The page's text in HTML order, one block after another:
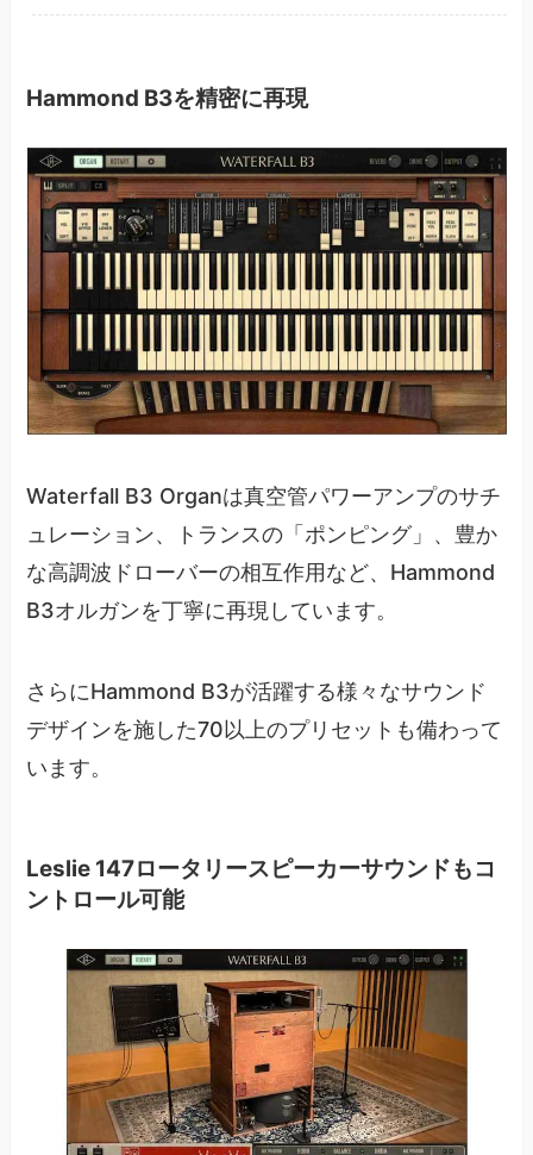
Hammond B3を精密に再現
Waterfall B3 Organは真空管パワーアンプのサチ
ュレーション、トランスの「ポンピング」、豊か
な高調波ドローバーの相互作用など、Hammond
B3オルガンを丁寧に再現しています。
さらにHammond B3が活躍する様々なサウンド
デザインを施した70以上のプリセットも備わって
います。
Leslie 147ロータリースピーカーサウンドもコ
ントロール可能